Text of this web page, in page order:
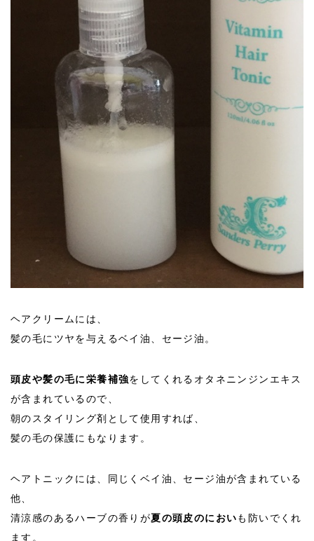
ヘアクリームには、
髪の毛にツヤを与えるベイ油、セージ油。
頭皮や髪の毛に栄養補強をしてくれるオタネニンジンエキス
が含まれているので、
朝のスタイリング剤として使用すれば、
髪の毛の保護にもなります。
ヘアトニックには、同じくベイ油、セージ油が含まれている
他、
清涼感のあるハーブの香りが夏の頭皮のにおいも防いでくれ
ます。